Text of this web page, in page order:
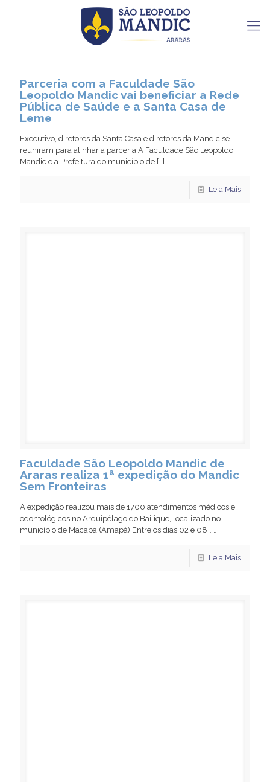
Parceria com a Faculdade São
Leopoldo Mandic vai beneficiar a Rede
Pública de Saúde e a Santa Casa de
Leme
Executivo, diretores da Santa Casa e diretores da Mandic se
reuniram para alinhar a parceria A Faculdade São Leopoldo
Mandic e a Prefeitura do município de […]
Leia Mais
Faculdade São Leopoldo Mandic de
Araras realiza 1ª expedição do Mandic
Sem Fronteiras
A expedição realizou mais de 1700 atendimentos médicos e
odontológicos no Arquipélago do Bailique, localizado no
município de Macapá (Amapá) Entre os dias 02 e 08 […]
Leia Mais